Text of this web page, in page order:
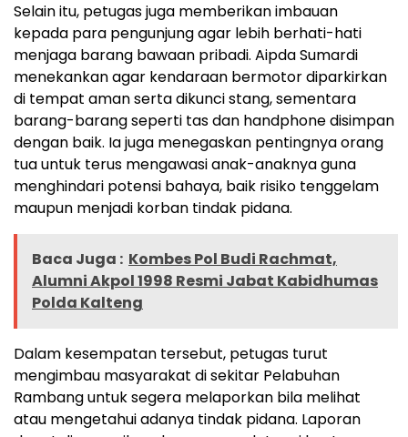
Selain itu, petugas juga memberikan imbauan
kepada para pengunjung agar lebih berhati-hati
menjaga barang bawaan pribadi. Aipda Sumardi
menekankan agar kendaraan bermotor diparkirkan
di tempat aman serta dikunci stang, sementara
barang-barang seperti tas dan handphone disimpan
dengan baik. Ia juga menegaskan pentingnya orang
tua untuk terus mengawasi anak-anaknya guna
menghindari potensi bahaya, baik risiko tenggelam
maupun menjadi korban tindak pidana.
Baca Juga : Kombes Pol Budi Rachmat,
Alumni Akpol 1998 Resmi Jabat Kabidhumas
Polda Kalteng
Dalam kesempatan tersebut, petugas turut
mengimbau masyarakat di sekitar Pelabuhan
Rambang untuk segera melaporkan bila melihat
atau mengetahui adanya tindak pidana. Laporan